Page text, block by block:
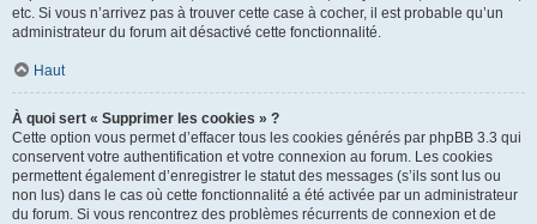
etc. Si vous n’arrivez pas à trouver cette case à cocher, il est probable qu’un
administrateur du forum ait désactivé cette fonctionnalité.
Haut
À quoi sert « Supprimer les cookies » ?
Cette option vous permet d’effacer tous les cookies générés par phpBB 3.3 qui
conservent votre authentification et votre connexion au forum. Les cookies
permettent également d’enregistrer le statut des messages (s’ils sont lus ou
non lus) dans le cas où cette fonctionnalité a été activée par un administrateur
du forum. Si vous rencontrez des problèmes récurrents de connexion et de